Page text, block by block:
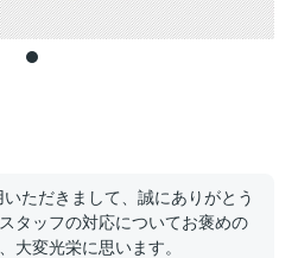
ただきまして、誠にありがとう
タッフの対応についてお褒めの
大変光栄に思います。